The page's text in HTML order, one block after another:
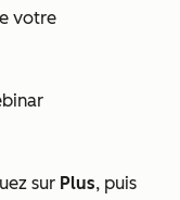
votre
sur Plus, puis